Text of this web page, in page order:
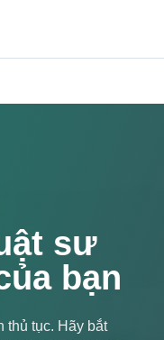
sư
bạn
thủ tục. Hãy bắt